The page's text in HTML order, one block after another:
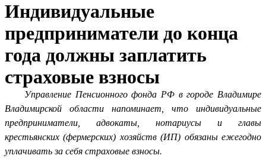
Индивидуальные
предприниматели до конца
года должны заплатить
страховые взносы
Управление Пенсионного фонда РФ в городе Владимире
Владимирской области напоминает, что индивидуальные
предприниматели, адвокаты, нотариусы и главы
крестьянских (фермерских) хозяйств (ИП) обязаны ежегодно
уплачивать за себя страховые взносы.